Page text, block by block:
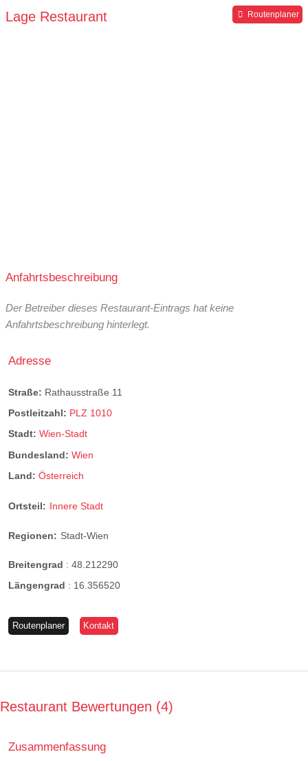
Lage Restaurant Routenplaner
Anfahrtsbeschreibung
Der Betreiber dieses Restaurant-Eintrags hat keine
Anfahrtsbeschreibung hinterlegt.
Adresse
Straße: Rathausstraße 11
Postleitzahl: PLZ 1010
Stadt: Wien-Stadt
Bundesland: Wien
Land: Österreich
Ortsteil: Innere Stadt
Regionen: Stadt-Wien
Breitengrad : 48.212290
Längengrad : 16.356520
Routenplaner Kontakt
Restaurant Bewertungen 4
Zusammenfassung